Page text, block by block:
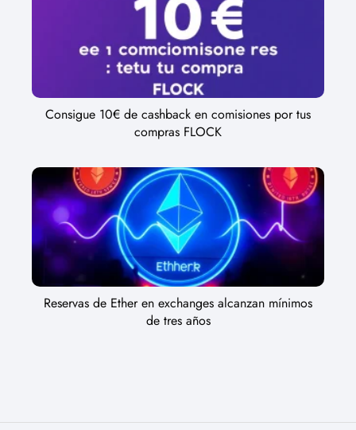
Consigue 10€ de cashback en comisiones por tus
compras FLOCK
Reservas de Ether en exchanges alcanzan mínimos
de tres años